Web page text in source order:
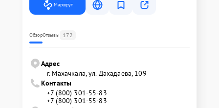
Маршрут
ОбзорОтзывы 172
Адрес
г. Махачкала, ул. Дахадаева, 109
Контакты
+7 (800) 301-55-83
+7 (800) 301-55-83